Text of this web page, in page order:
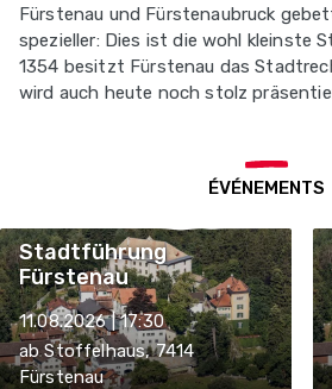
Fürstenau und Fürstenaubruck
spezieller: Dies ist die wohl kleinste
1354 besitzt Fürstenau das
wird auch heute noch stolz
ÉVÉNEMENTS
Stadtführung
Fürstenau
11.08.2026 | 17:30
ab Stoffelhaus, 7414
Fürstenau